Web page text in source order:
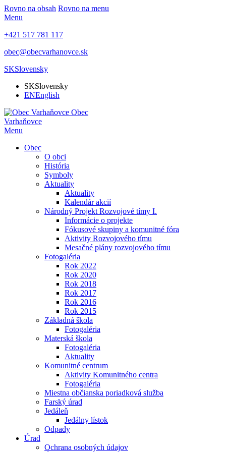
Rovno na obsah Rovno na menu
Menu
+421 517 781 117
obec@obecvarhanovce.sk
SKSlovensky
SKSlovensky
ENEnglish
Obec
Varhaňovce
Menu
Obec
O obci
História
Symboly
Aktuality
Aktuality
Kalendár akcií
Národný Projekt Rozvojové tímy I.
Informácie o projekte
Fókusové skupiny a komunitné fóra
Aktivity Rozvojového tímu
Mesačné plány rozvojového tímu
Fotogaléria
Rok 2022
Rok 2020
Rok 2018
Rok 2017
Rok 2016
Rok 2015
Základná škola
Fotogaléria
Materská škola
Fotogaléria
Aktuality
Komunitné centrum
Aktivity Komunitného centra
Fotogaléria
Miestna občianska poriadková služba
Farský úrad
Jedáleň
Jedálny lístok
Odpady
Úrad
Ochrana osobných údajov